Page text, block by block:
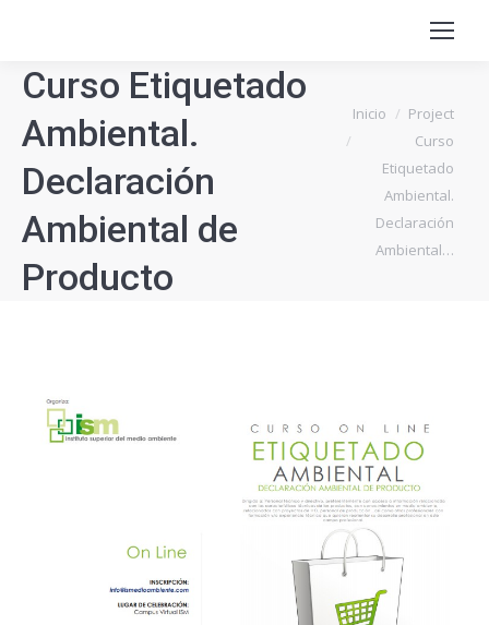
Curso Etiquetado
Ambiental.
Declaración
Ambiental de
Producto
Estás aquí:
Inicio
Project
Curso
Etiquetado
Ambiental.
Declaración
Ambiental…